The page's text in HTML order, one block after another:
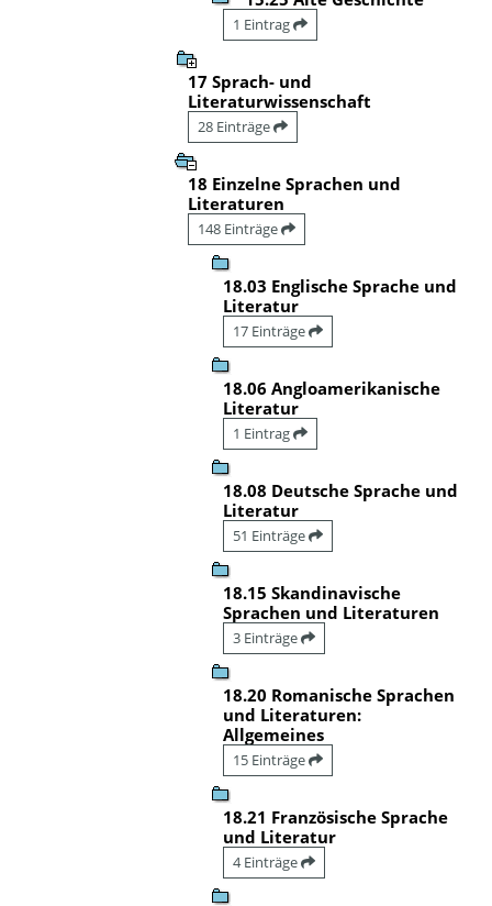
1 Eintrag
17 Sprach- und
Literaturwissenschaft
28 Einträge
18 Einzelne Sprachen und
Literaturen
148 Einträge
18.03 Englische Sprache und
Literatur
17 Einträge
18.06 Angloamerikanische
Literatur
1 Eintrag
18.08 Deutsche Sprache und
Literatur
51 Einträge
18.15 Skandinavische
Sprachen und Literaturen
3 Einträge
18.20 Romanische Sprachen
und Literaturen:
Allgemeines
15 Einträge
18.21 Französische Sprache
und Literatur
4 Einträge